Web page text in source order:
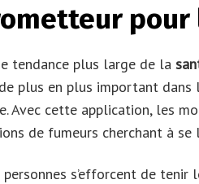
pour
tendance plus large de la
plus en plus important
Avec cette application, les
de fumeurs cherchant à se
s’efforcent de